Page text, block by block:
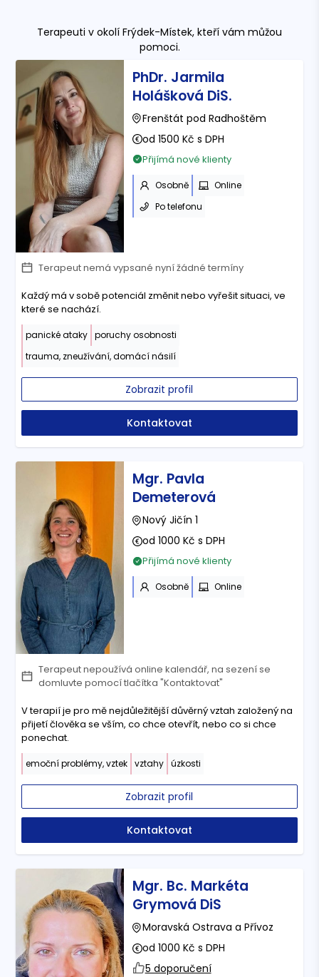
Terapeuti v okolí Frýdek-Místek, kteří vám můžou
pomoci.
PhDr. Jarmila
Holášková DiS.
Frenštát pod Radhoštěm
od 1500 Kč s DPH
Přijímá nové klienty
Osobně
Online
Po telefonu
Terapeut nemá vypsané nyní žádné termíny
Každý má v sobě potenciál změnit nebo vyřešit situaci, ve
které se nachází.
panické ataky
poruchy osobnosti
trauma, zneužívání, domácí násilí
Zobrazit profil
Kontaktovat
Mgr. Pavla
Demeterová
Nový Jičín 1
od 1000 Kč s DPH
Přijímá nové klienty
Osobně Online
Terapeut nepoužívá online kalendář, na sezení se
domluvte pomocí tlačítka "Kontaktovat"
V terapií je pro mě nejdůležitější důvěrný vztah založený na
přijetí člověka se vším, co chce otevřít, nebo co si chce
ponechat.
emoční problémy, vztek vztahy úzkosti
Zobrazit profil
Kontaktovat
Mgr. Bc. Markéta
Grymová DiS
Moravská Ostrava a Přívoz
od 1000 Kč s DPH
5 doporučení